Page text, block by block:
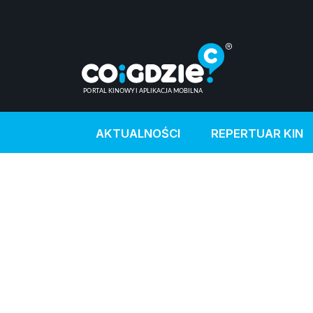
AKTUALNOŚCI REPERTUAR KIN